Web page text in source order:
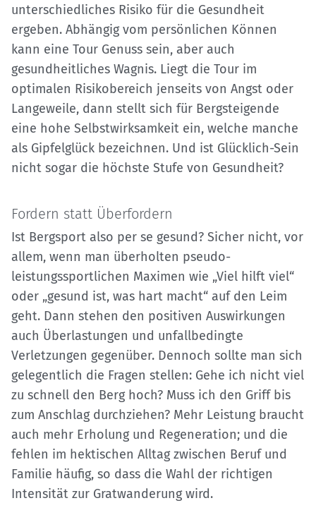
unterschiedliches Risiko für die Gesundheit
ergeben. Abhängig vom persönlichen Können
kann eine Tour Genuss sein, aber auch
gesundheitliches Wagnis. Liegt die Tour im
optimalen Risikobereich jenseits von Angst oder
Langeweile, dann stellt sich für Bergsteigende
eine hohe Selbstwirksamkeit ein, welche manche
als Gipfelglück bezeichnen. Und ist Glücklich-Sein
nicht sogar die höchste Stufe von Gesundheit?
Fordern statt Überfordern
Ist Bergsport also per se gesund? Sicher nicht, vor
allem, wenn man überholten pseudo-
leistungssportlichen Maximen wie „Viel hilft viel“
oder „gesund ist, was hart macht“ auf den Leim
geht. Dann stehen den positiven Auswirkungen
auch Überlastungen und unfallbedingte
Verletzungen gegenüber. Dennoch sollte man sich
gelegentlich die Fragen stellen: Gehe ich nicht viel
zu schnell den Berg hoch? Muss ich den Griff bis
zum Anschlag durchziehen? Mehr Leistung braucht
auch mehr Erholung und Regeneration; und die
fehlen im hektischen Alltag zwischen Beruf und
Familie häufig, so dass die Wahl der richtigen
Intensität zur Gratwanderung wird.